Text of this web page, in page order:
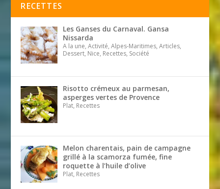
RECETTES
Les Ganses du Carnaval. Gansa
Nissarda
A la une, Activité, Alpes-Maritimes, Articles,
Dessert, Nice, Recettes, Société
Risotto crémeux au parmesan,
asperges vertes de Provence
Plat, Recettes
Melon charentais, pain de campagne
grillé à la scamorza fumée, fine
roquette à l’huile d’olive
Plat, Recettes